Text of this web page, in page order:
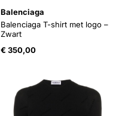
Balenciaga
Balenciaga T-shirt met logo –
Zwart
€ 350,00